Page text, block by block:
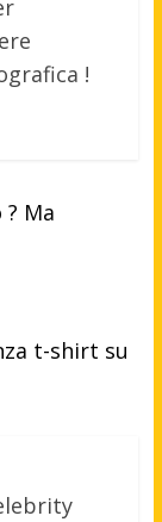
!
Ma
t-shirt su